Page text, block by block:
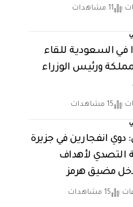
11 مشاهدات
في السعودية للقاء
ورئيس الوزراء
15 مشاهدات
دوي انفجارين في جزيرة
التصدي لأهداف
مضيق هرمز
15 مشاهدات